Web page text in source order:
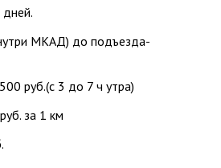
дней.
МКАД) до подъезда-
руб.(с 3 до 7 ч утра)
за 1 км